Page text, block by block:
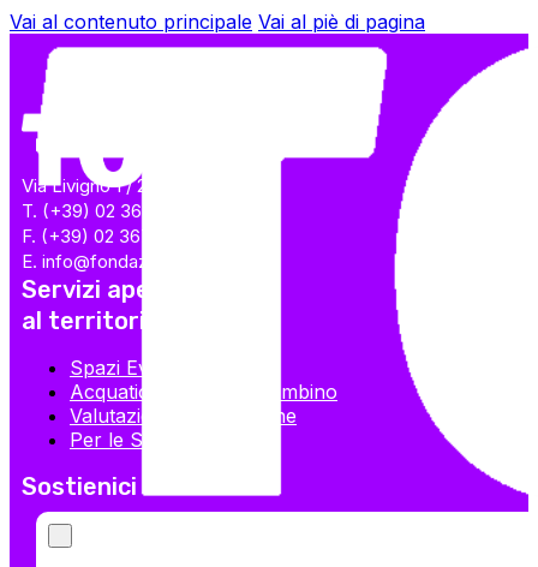
Vai al contenuto principale Vai al piè di pagina
Via Livigno 1 / 20158 Milano
T. (+39) 02 36708900
F. (+39) 02 36708924
E. info@fondazionetog.org
Servizi aperti
al territorio
Spazi Eventi
Acquaticità genitore-bambino
Valutazioni Specialistiche
Per le Scuole
Sostienici
5×1000